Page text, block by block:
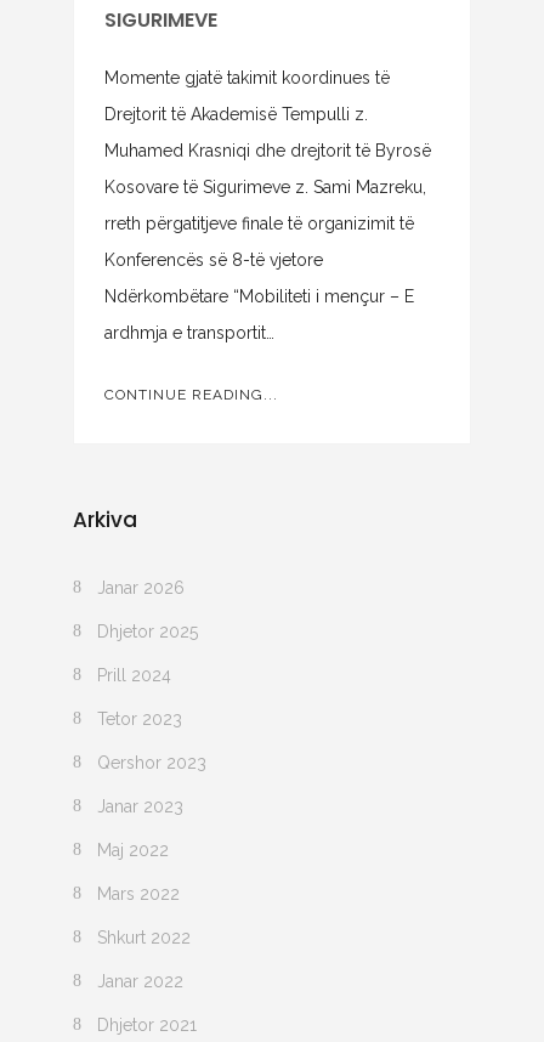
SIGURIMEVE
Momente gjatë takimit koordinues të
Drejtorit të Akademisë Tempulli z.
Muhamed Krasniqi dhe drejtorit të Byrosë
Kosovare të Sigurimeve z. Sami Mazreku,
rreth përgatitjeve finale të organizimit të
Konferencës së 8-të vjetore
Ndërkombëtare “Mobiliteti i mençur – E
ardhmja e transportit…
CONTINUE READING...
Arkiva
Janar 2026
Dhjetor 2025
Prill 2024
Tetor 2023
Qershor 2023
Janar 2023
Maj 2022
Mars 2022
Shkurt 2022
Janar 2022
Dhjetor 2021